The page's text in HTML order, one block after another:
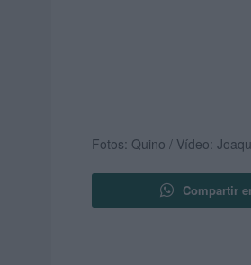
Fotos: Quino / Vídeo:
Compartir